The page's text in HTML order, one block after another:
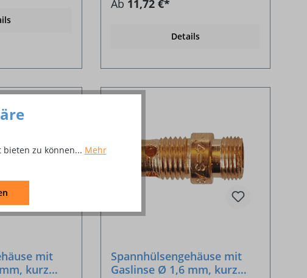
Ab 11,72 €*
Details
mit
kurz
Spannhülsengehäuse mit
Gaslinse Ø 1,6 mm, kurz
bieten zu können... Mehr